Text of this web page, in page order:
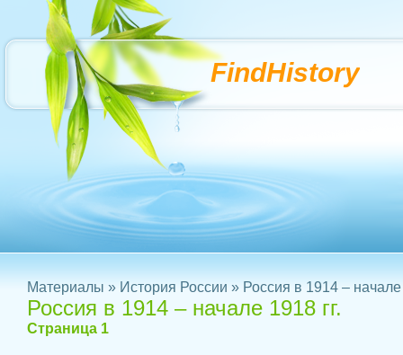
FindHistory
Материалы » История России » Россия в 1914 – начале
Россия в 1914 – начале 1918 гг.
Страница 1